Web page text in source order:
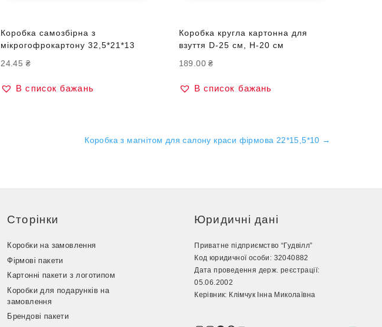
Коробка самозбірна з
мікрогофрокартону 32,5*21*13
24.45 ₴
В список бажань
Коробка кругла картонна для
взуття D-25 см, H-20 см
189.00₴
В список бажань
Коробка з магнітом для салону краси фірмова 22*15,5*10 →
Сторінки
Коробки на замовлення
Фірмові пакети
Картонні пакети з логотипом
Коробки для подарунків на
замовлення
Брендові пакети
Юридичні дані
Приватне підприємство “Гудвілл”
Код юридичної особи: 32040882
Дата проведення держ. реєстрації:
05.06.2002
Керівник: Клімчук Інна Миколаївна